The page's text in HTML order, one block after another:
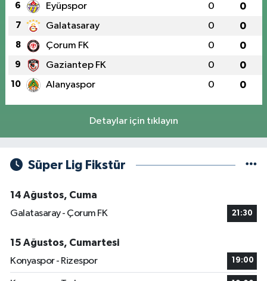
6 Eyüpspor 0 0
7 Galatasaray 0 0
8 Çorum FK 0 0
9 Gaziantep FK 0 0
10 Alanyaspor 0 0
Detaylar için tıklayın
Süper Lig Fikstür
14 Ağustos, Cuma
Galatasaray - Çorum FK
21:30
15 Ağustos, Cumartesi
Konyaspor - Rizespor
19:00